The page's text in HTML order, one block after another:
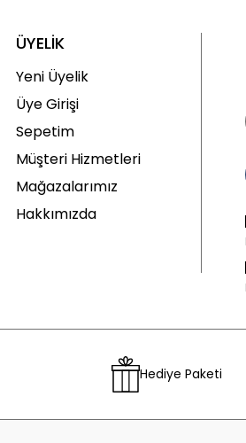
ÜYELİK
Yeni Üyelik
Üye Girişi
Sepetim
Müşteri Hizmetleri
Mağazalarımız
Hakkımızda
Hediye Paketi